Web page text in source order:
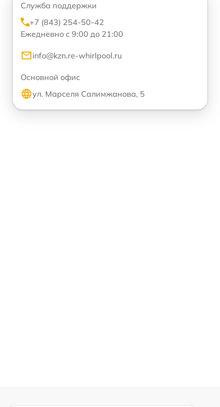
Служба поддержки
+7 (843) 254-50-42
Ежедневно с 9:00 до 21:00
info@kzn.re-whirlpool.ru
Основной офис
ул. Марселя Салимжанова, 5